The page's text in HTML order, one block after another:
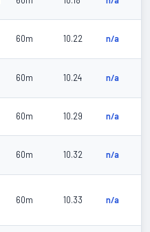
60m 10.22 n/a
60m 10.24 n/a
60m 10.29 n/a
60m 10.32 n/a
60m 10.33 n/a